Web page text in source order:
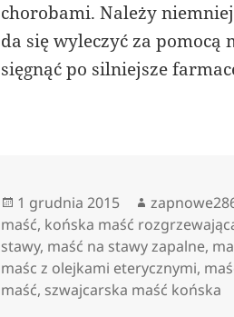
chorobami. Należy
da się wyleczyć za
sięgnąć po silniejsze
Data
publikacji
1 grudnia 2015 Autor
maść, końska maść
stawy, maść na stawy zapalne,
maśc z olejkami eterycznymi,
maść, szwajcarska maść końska